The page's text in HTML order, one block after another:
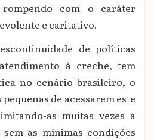
com o caráter
e caritativo.
de políticas
à creche, tem
no cenário brasileiro, o
de acessarem este
as muitas vezes a
as mínimas condições